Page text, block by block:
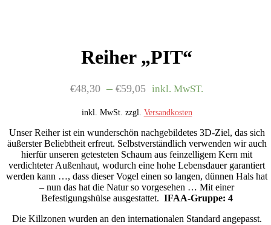
Reiher „PIT“
€48,30 –€59,05 inkl. MwST.
inkl. MwSt. zzgl. Versandkosten
Unser Reiher ist ein wunderschön nachgebildetes 3D-Ziel, das sich
äußerster Beliebtheit erfreut. Selbstverständlich verwenden wir auch
hierfür unseren getesteten Schaum aus feinzelligem Kern mit
verdichteter Außenhaut, wodurch eine hohe Lebensdauer garantiert
werden kann …, dass dieser Vogel einen so langen, dünnen Hals hat
– nun das hat die Natur so vorgesehen … Mit einer
Befestigungshülse ausgestattet. IFAA-Gruppe: 4
Die Killzonen wurden an den internationalen Standard angepasst.